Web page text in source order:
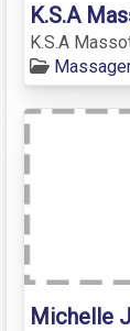
K.S.A
K.S.A
Michelle